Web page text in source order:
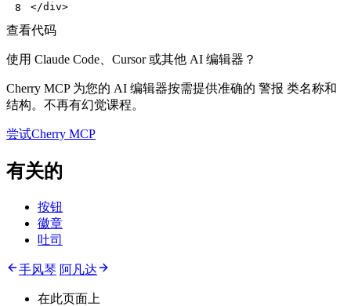
8
</div>
查看代码
使用 Claude Code、Cursor 或其他 AI 编辑器？
Cherry MCP 为您的 AI 编辑器按需提供准确的 警报 类名称和
结构。不再有幻觉课程。
尝试Cherry MCP
有关的
按钮
徽章
吐司
手风琴 阿凡达
在此页面上